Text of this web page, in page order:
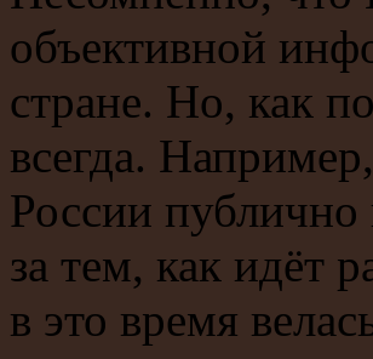
объективной
стране. Но, как
всегда.
России публично
за тем, как идёт
в это время